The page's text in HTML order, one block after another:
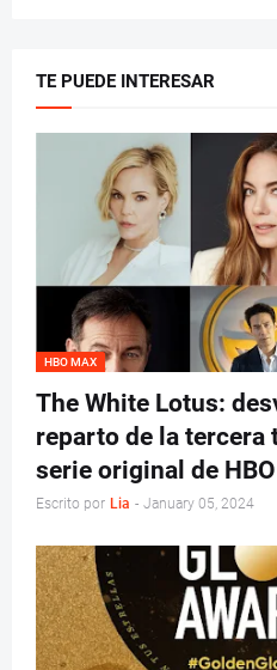
TE PUEDE INTERESAR
HBO MAX
The White Lotus:
reparto de la tercera
serie original de HBO
Escrito por Lia - January 05, 2024